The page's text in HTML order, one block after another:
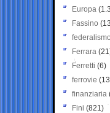
Europa
Fassino
federalismo
Ferrara
Ferretti (6)
ferrovie
finanziaria
Fini (821)